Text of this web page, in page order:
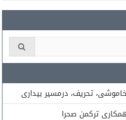
خاموشی، تحریف، درمسیر بیداری
تركمن صحرا